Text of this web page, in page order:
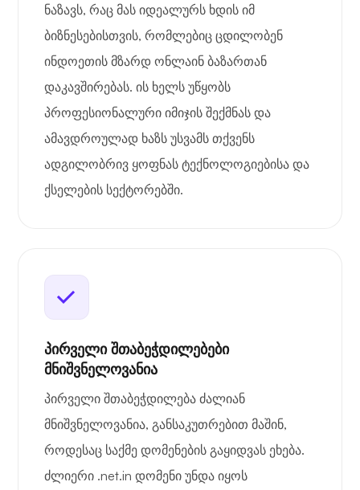
ნაზავს, რაც მას იდეალურს ხდის იმ
ბიზნესებისთვის, რომლებიც ცდილობენ
ინდოეთის მზარდ ონლაინ ბაზართან
დაკავშირებას. ის ხელს უწყობს
პროფესიონალური იმიჯის შექმნას და
ამავდროულად ხაზს უსვამს თქვენს
ადგილობრივ ყოფნას ტექნოლოგიებისა და
ქსელების სექტორებში.
პირველი შთაბეჭდილებები
მნიშვნელოვანია
პირველი შთაბეჭდილება ძალიან
მნიშვნელოვანია, განსაკუთრებით მაშინ,
როდესაც საქმე დომენების გაყიდვას ეხება.
ძლიერი .net.in დომენი უნდა იყოს